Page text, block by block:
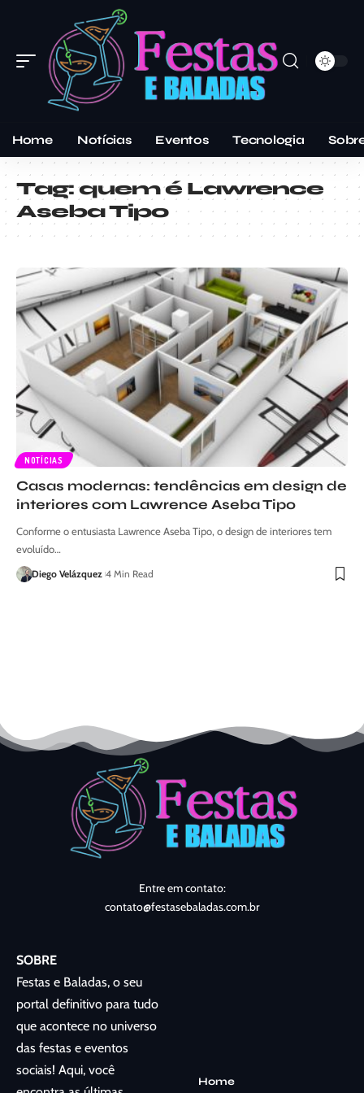
Home Notícias Eventos Tecnologia
Tag:quem é Lawrence
Aseba Tipo
NOTÍCIAS
Casas modernas: tendências em design de
interiores com Lawrence Aseba Tipo
Conforme o entusiasta Lawrence Aseba Tipo, o design de interiores tem
evoluído…
Diego Velázquez 4 Min Read
Entre em contato:
contato@festasebaladas.com.br
SOBRE
Festas e Baladas, o seu
portal definitivo para tudo
que acontece no universo
das festas e eventos
sociais! Aqui, você
Home